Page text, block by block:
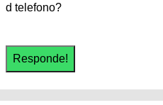
d telefono?